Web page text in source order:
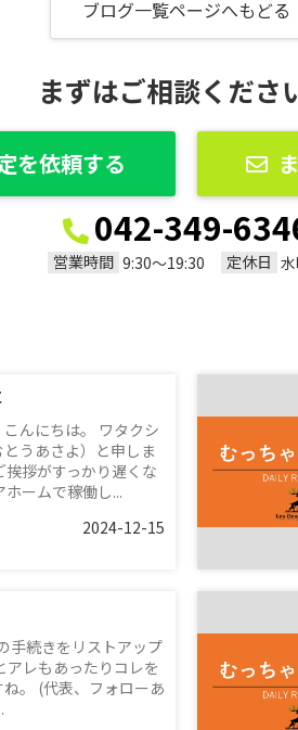
ブログ一覧ページへもどる
まずはご相談くださ
を依頼する
042-349-
営業時間 9:30〜19:30 定休日
んにちは。 ワタクシ
うあさよ）と申しま
拶がすっかり遅くな
ームで稼働し...
2024-12-15
手続きをリストアップ
アレもあったりコレを
。 (代表、フォローあ